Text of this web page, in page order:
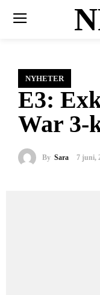
NYHETER
E3:
War 3-
By Sara 7 juni,